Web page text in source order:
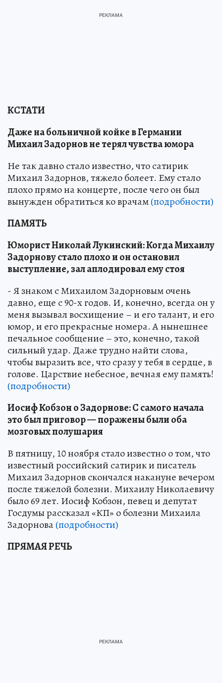
КСТАТИ
Даже на больничной койке в Германии
Михаил Задорнов не терял чувства юмора
Не так давно стало известно, что сатирик
Михаил Задорнов, тяжело болеет. Ему стало
плохо прямо на концерте, после чего он был
вынужден обратиться ко врачам(подробности)
ПАМЯТЬ
Юморист Николай Лукинский: Когда Михаилу
Задорнову стало плохо и он остановил
выступление, зал аплодировал ему стоя
- Я знаком с Михаилом Задорновым очень
давно, еще с 90-х годов. И, конечно, всегда он у
меня вызывал восхищение – и его талант, и его
юмор, и его прекрасные номера. А нынешнее
печальное сообщение – это, конечно, такой
сильный удар. Даже трудно найти слова,
чтобы выразить все, что сразу у тебя в сердце, в
голове. Царствие небесное, вечная ему память!
(подробности)
Иосиф Кобзон о Задорнове: С самого начала
это был приговор — поражены были оба
мозговых полушария
В пятницу, 10 ноября стало известно о том, что
известный российский сатирик и писатель
Михаил Задорнов скончался накануне вечером
после тяжелой болезни. Михаилу Николаевичу
было 69 лет. Иосиф Кобзон, певец и депутат
Госдумы рассказал «КП» о болезни Михаила
Задорнова(подробности)
ПРЯМАЯ РЕЧЬ